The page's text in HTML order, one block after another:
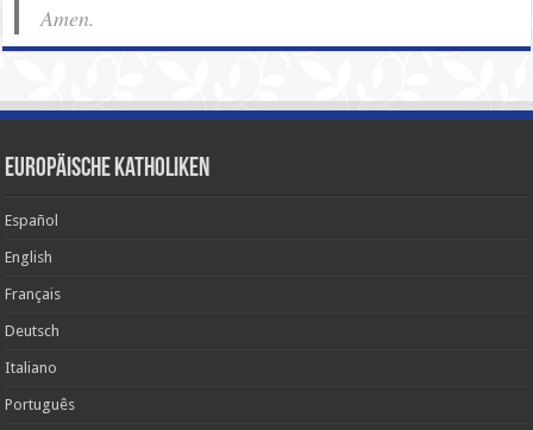
Amen.
Europäische Katholiken
Español
English
Français
Deutsch
Italiano
Português